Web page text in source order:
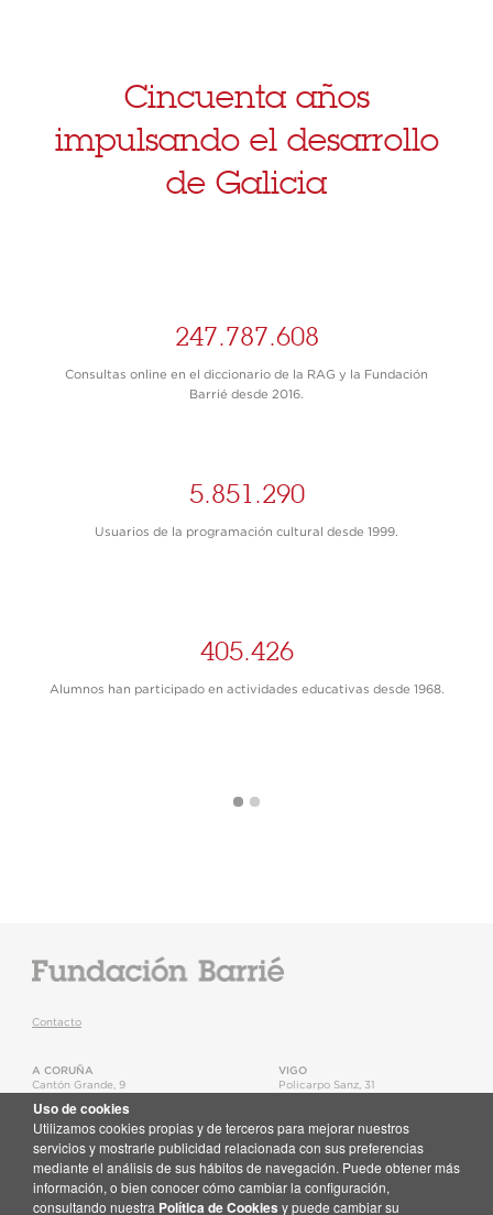
Cincuenta años
impulsando el desarrollo
de Galicia
247.787.608
Consultas online en el diccionario de la RAG y la Fundación
Barrié desde 2016.
5.851.290
Usuarios de la programación cultural desde 1999.
405.426
Alumnos han participado en actividades educativas desde 1968.
Contacto
A CORUÑA
Cantón Grande, 9
T.+34 981 22 15 25
Mapa
VIGO
Policarpo Sanz, 31
Mapa
Recibe en tu correo toda la actualidad de la Fundación Barrié
Suscríbete aquí
Uso de cookies
Utilizamos cookies propias y de terceros para mejorar nuestros
servicios y mostrarle publicidad relacionada con sus preferencias
mediante el análisis de sus hábitos de navegación. Puede obtener más
información, o bien conocer cómo cambiar la configuración,
consultando nuestra Política de Cookies y puede cambiar su